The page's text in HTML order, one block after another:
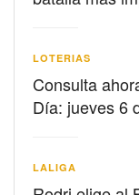
LOTERIAS
Consulta
Día: jueves 6
LALIGA